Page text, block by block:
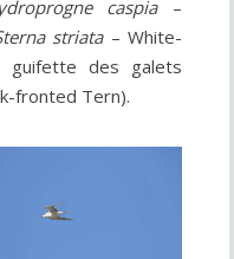
caspia–
striata– White-
guifette des galets
fronted Tern).